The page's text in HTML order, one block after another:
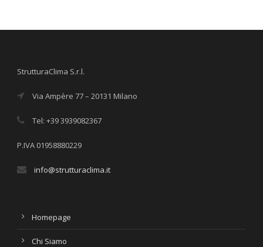
StrutturaClima S.r.l.
Via Ampère 77 – 20131 Milano
Tel: +39 3939082367
P.IVA 01958880229
info@strutturaclima.it
Homepage
Chi Siamo